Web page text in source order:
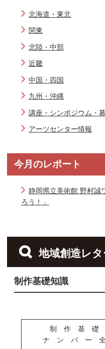
北海道・東北
関東
北陸・中部
近畿
中国・四国
九州・沖縄
講座・シンポジウム・
アーツセンター情報
今月のレポート
静岡県立美術館 野村誠
ろう！」
地域創造レ
制作基礎知識
制作基
ナンバー